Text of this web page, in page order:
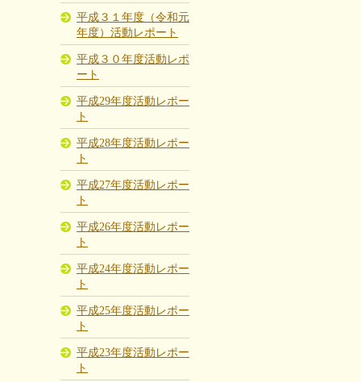
平成３１年度（令和元
年度）活動レポート
平成３０年度活動レポ
ート
平成29年度活動レポー
ト
平成28年度活動レポー
ト
平成27年度活動レポー
ト
平成26年度活動レポー
ト
平成24年度活動レポー
ト
平成25年度活動レポー
ト
平成23年度活動レポー
ト